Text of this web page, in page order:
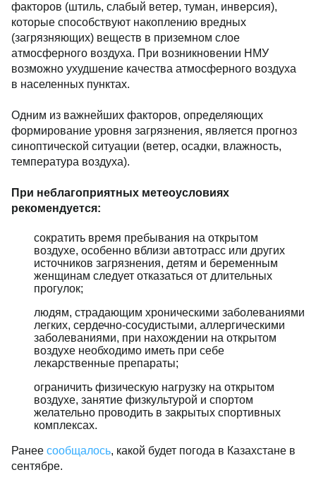
факторов (штиль, слабый ветер, туман, инверсия),
которые способствуют накоплению вредных
(загрязняющих) веществ в приземном слое
атмосферного воздуха. При возникновении НМУ
возможно ухудшение качества атмосферного воздуха
в населенных пунктах.
Одним из важнейших факторов, определяющих
формирование уровня загрязнения, является прогноз
синоптической ситуации (ветер, осадки, влажность,
температура воздуха).
При неблагоприятных метеоусловиях
рекомендуется:
сократить время пребывания на открытом
воздухе, особенно вблизи автотрасс или других
источников загрязнения, детям и беременным
женщинам следует отказаться от длительных
прогулок;
людям, страдающим хроническими заболеваниями
легких, сердечно-сосудистыми, аллергическими
заболеваниями, при нахождении на открытом
воздухе необходимо иметь при себе
лекарственные препараты;
ограничить физическую нагрузку на открытом
воздухе, занятие физкультурой и спортом
желательно проводить в закрытых спортивных
комплексах.
Ранее сообщалось, какой будет погода в Казахстане в
сентябре.